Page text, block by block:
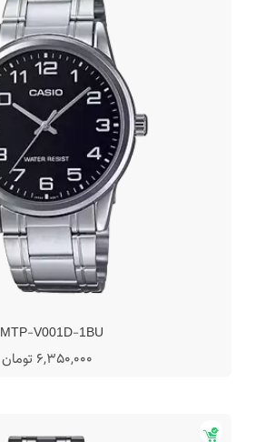
MTP-V001D-1BU
6,350,000 تومان